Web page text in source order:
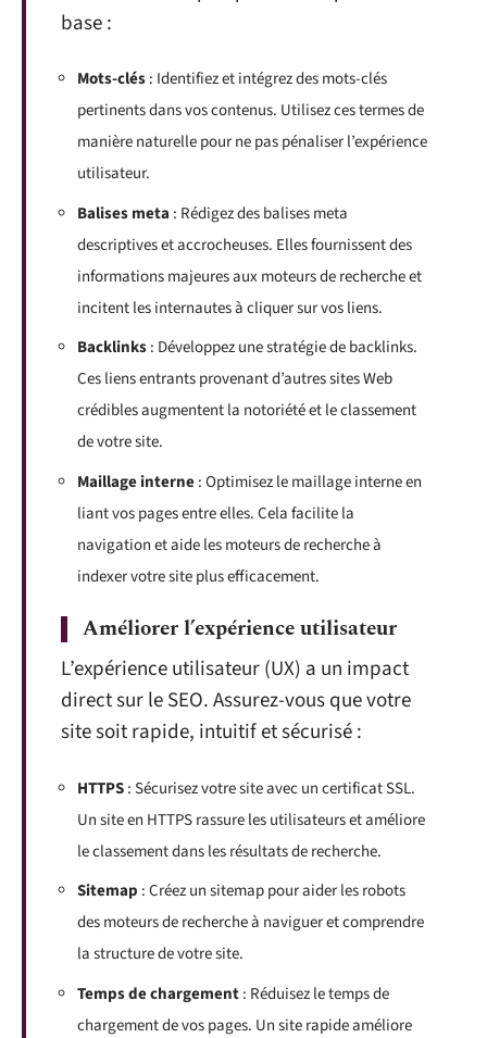
base :
Mots-clés: Identifiez et intégrez des mots-clés
pertinents dans vos contenus. Utilisez ces termes de
manière naturelle pour ne pas pénaliser l’expérience
utilisateur.
Balises meta : Rédigez des balises meta
descriptives et accrocheuses. Elles fournissent des
informations majeures aux moteurs de recherche et
incitent les internautes à cliquer sur vos liens.
Backlinks: Développez une stratégie de backlinks.
Ces liens entrants provenant d’autres sites Web
crédibles augmentent la notoriété et le classement
de votre site.
Maillage interne: Optimisez le maillage interne en
liant vos pages entre elles. Cela facilite la
navigation et aide les moteurs de recherche à
indexer votre site plus efficacement.
Améliorer l’expérience utilisateur
L’expérience utilisateur (UX) a un impact
direct sur le SEO. Assurez-vous que votre
site soit rapide, intuitif et sécurisé :
HTTPS: Sécurisez votre site avec un certificat SSL.
Un site en HTTPS rassure les utilisateurs et améliore
le classement dans les résultats de recherche.
Sitemap : Créez un sitemap pour aider les robots
des moteurs de recherche à naviguer et comprendre
la structure de votre site.
Temps de chargement: Réduisez le temps de
chargement de vos pages. Un site rapide améliore